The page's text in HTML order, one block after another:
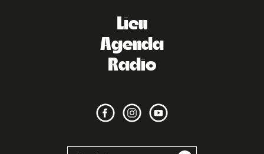
Lieu
Agenda
Radio